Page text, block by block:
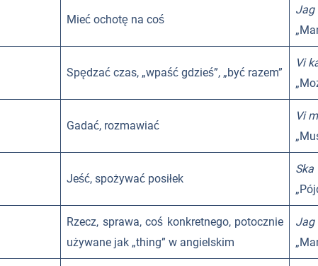
Mieć ochotę na coś
Jag
Spędzać czas, „wpaść gdzieś”, „być razem”
Vi
Gadać, rozmawiać
Vi
Jeść, spożywać posiłek
Ska
Rzecz, sprawa, coś konkretnego, potocznie
używane jak „thing” w angielskim
Jag